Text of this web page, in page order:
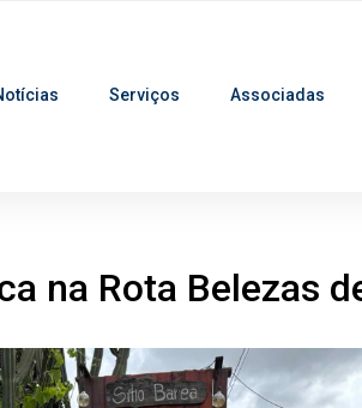
Serviços Associadas
na Rota Belezas